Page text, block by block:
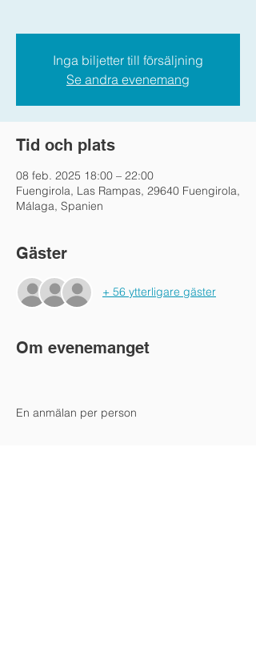
Inga biljetter till försäljning
Se andra evenemang
Tid och plats
08 feb. 2025 18:00 – 22:00
Fuengirola, Las Rampas, 29640 Fuengirola,
Málaga, Spanien
Gäster
+ 56 ytterligare gäster
Om evenemanget
En anmälan per person